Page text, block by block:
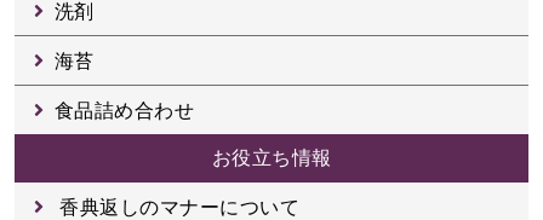
洗剤
海苔
食品詰め合わせ
お役立ち情報
香典返しのマナーについて